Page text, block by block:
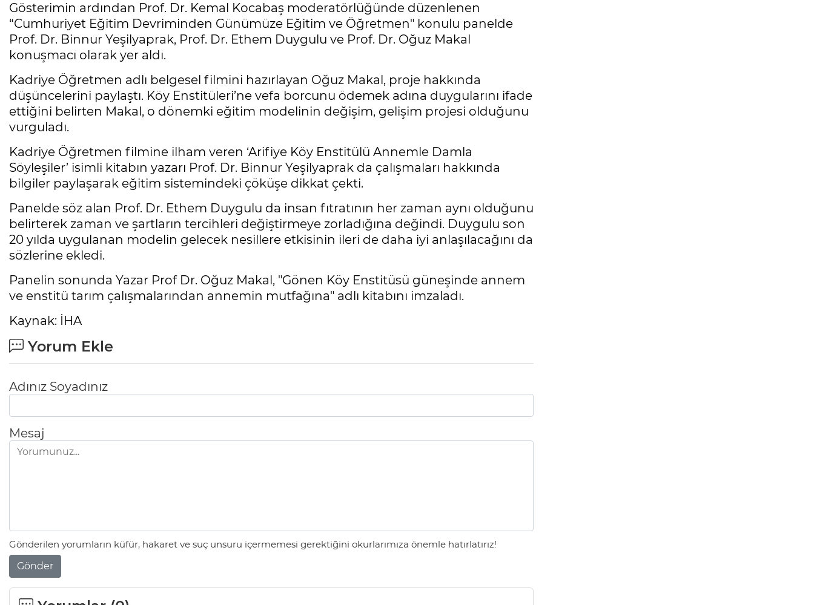
Gösterimin ardından Prof. Dr. Kemal Kocabaş moderatörlüğünde düzenlenen
“Cumhuriyet Eğitim Devriminden Günümüze Eğitim ve Öğretmen" konulu panelde
Prof. Dr. Binnur Yeşilyaprak, Prof. Dr. Ethem Duygulu ve Prof. Dr. Oğuz Makal
konuşmacı olarak yer aldı.
Kadriye Öğretmen adlı belgesel filmini hazırlayan Oğuz Makal, proje hakkında
düşüncelerini paylaştı. Köy Enstitüleri’ne vefa borcunu ödemek adına duygularını ifade
ettiğini belirten Makal, o dönemki eğitim modelinin değişim, gelişim projesi olduğunu
vurguladı.
Kadriye Öğretmen filmine ilham veren ‘Arifiye Köy Enstitülü Annemle Damla
Söyleşiler’ isimli kitabın yazarı Prof. Dr. Binnur Yeşilyaprak da çalışmaları hakkında
bilgiler paylaşarak eğitim sistemindeki çöküşe dikkat çekti.
Panelde söz alan Prof. Dr. Ethem Duygulu da insan fıtratının her zaman aynı olduğunu
belirterek zaman ve şartların tercihleri değiştirmeye zorladığına değindi. Duygulu son
20 yılda uygulanan modelin gelecek nesillere etkisinin ileri de daha iyi anlaşılacağını da
sözlerine ekledi.
Panelin sonunda Yazar Prof Dr. Oğuz Makal, "Gönen Köy Enstitüsü güneşinde annem
ve enstitü tarım çalışmalarından annemin mutfağına" adlı kitabını imzaladı.
Kaynak: İHA
Yorum Ekle
Adınız Soyadınız
Mesaj
Gönderilen yorumların küfür, hakaret ve suç unsuru içermemesi gerektiğini okurlarımıza önemle hatırlatırız!
Gönder